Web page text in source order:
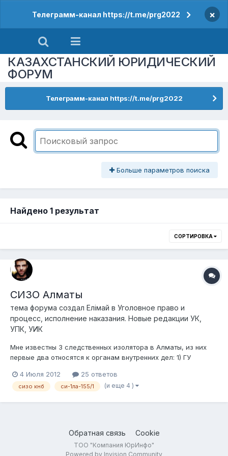
Телеграмм-канал https://t.me/prg2022 ×
КАЗАХСТАНСКИЙ ЮРИДИЧЕСКИЙ
ФОРУМ
Телеграмм-канал https://t.me/prg2022
Больше параметров поиска
Найдено 1 результат
СОРТИРОВКА
СИЗО Алматы
тема форума создал Елiмай в Уголовное право и
процесс, исполнение наказания. Новые редакции УК,
УПК, УИК
Мне известны 3 следственных изолятора в Алматы, из них
первые два относятся к органам внутренних дел: 1) ГУ
по западную сторону Сейфуллина, во дворах, между ул.
Маметовой и пр. Райымбека (ну или между рестораном
4 Июля 2012 25 ответов
сизо кнб си-1ла-155/1 (и еще 4 )
Обратная связь Cookie
ТОО "Компания ЮрИнфо"
Powered by Invision Community